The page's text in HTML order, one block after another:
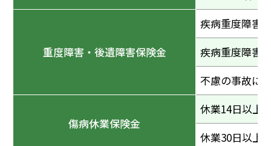
重度障害・後遺障害保険金
疾病重度障害
疾病重度障害
不慮の事故に
傷病休業保険金
休業14日以上
休業30日以上